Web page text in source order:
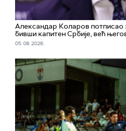
Александар Коларов потписао
бивши капитен Србије, већ
05. 08. 2026.